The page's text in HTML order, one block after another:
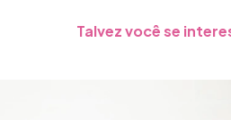
Talvez você se